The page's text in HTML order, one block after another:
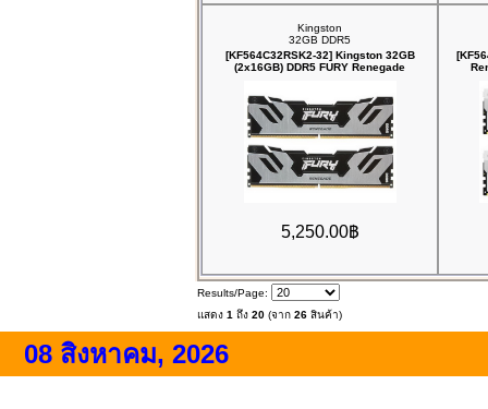
Kingston
32GB DDR5
[KF564C32RSK2-32] Kingston 32GB
(2x16GB) DDR5 FURY Renegade
5,250.00฿
Results/Page:
แสดง 1 ถึง 20 (จาก 26 สินค้า)
08 สิงหาคม, 2026